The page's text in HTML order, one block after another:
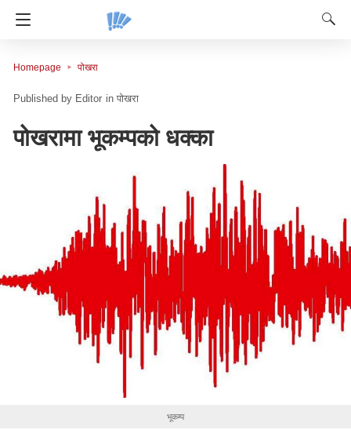
Homepage पोखरा
Editor in पोखरा
पोखरामा भूकम्पको धक्का
भूकम्प